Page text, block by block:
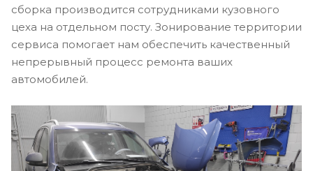
сборка производится сотрудниками кузовного
цеха на отдельном посту. Зонирование территории
сервиса помогает нам обеспечить качественный
непрерывный процесс ремонта ваших
автомобилей.